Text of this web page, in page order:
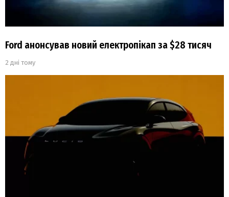
Ford анонсував новий електропікап за $28 тисяч
2 дні тому